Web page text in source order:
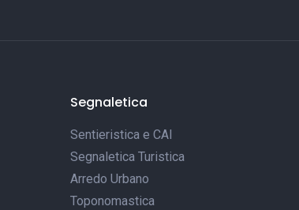
Segnaletica
Sentieristica e CAI
Segnaletica Turistica
Arredo Urbano
Toponomastica